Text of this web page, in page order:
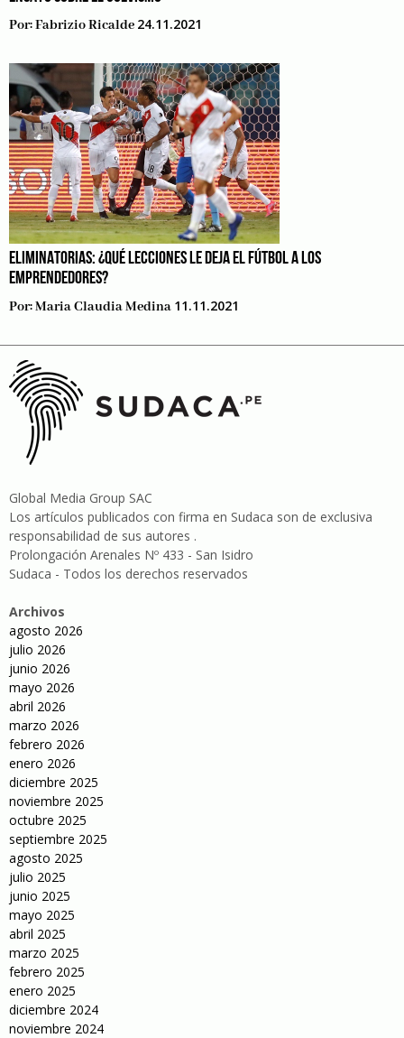
Por:Fabrizio Ricalde 24.11.2021
ELIMINATORIAS: ¿QUÉ LECCIONES LE DEJA EL FÚTBOL A LOS
EMPRENDEDORES?
Por:Maria Claudia Medina 11.11.2021
Global Media Group SAC
Los artículos publicados con firma en Sudaca son de exclusiva
responsabilidad de sus autores .
Prolongación Arenales Nº 433 - San Isidro
Sudaca - Todos los derechos reservados
Archivos
agosto 2026
julio 2026
junio 2026
mayo 2026
abril 2026
marzo 2026
febrero 2026
enero 2026
diciembre 2025
noviembre 2025
octubre 2025
septiembre 2025
agosto 2025
julio 2025
junio 2025
mayo 2025
abril 2025
marzo 2025
febrero 2025
enero 2025
diciembre 2024
noviembre 2024